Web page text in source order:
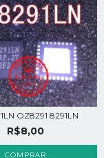
OZ8291 8291LN
R$8,00